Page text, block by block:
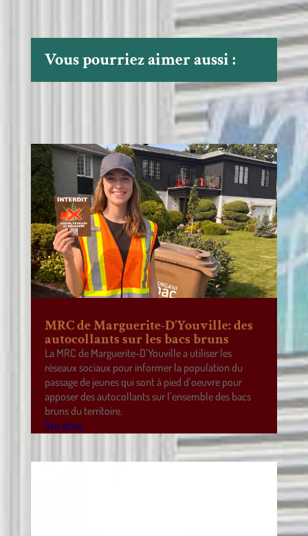
Vous pourriez aimer aussi :
MRC de Marguerite-D’Youville: des
autocollants sur les bacs bruns
La MRC de Marguerite-D’Youville a utiliser les
réseaux sociaux pour informer la population du
passage de jeunes qui sont à pied d’oeuvre pour
apposer des autocollants sur l’ensemble des bacs
bruns du territoire.
lire plus